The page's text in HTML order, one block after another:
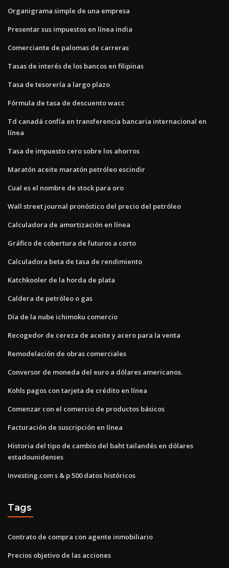
Organigrama simple de una empresa
Presentar sus impuestos en línea india
Comerciante de palomas de carreras
Tasas de interés de los bancos en filipinas
Tasa de tesorería a largo plazo
Fórmula de tasa de descuento wacc
Td canadá confía en transferencia bancaria internacional en
línea
Tasa de impuesto cero sobre los ahorros
Maratón aceite maratón petróleo escindir
Cual es el nombre de stock para oro
Wall street journal pronóstico del precio del petróleo
Calculadora de amortización en línea
Gráfico de cobertura de futuros a corto
Calculadora beta de tasa de rendimiento
Katchkooler de la horda de plata
Caldera de petróleo o gas
Día de la nube ichimoku comercio
Recogedor de cereza de aceite y acero para la venta
Remodelación de obras comerciales
Conversor de moneda del euro a dólares americanos.
Kohls pagos con tarjeta de crédito en línea
Comenzar con el comercio de productos básicos
Facturación de suscripción en línea
Historia del tipo de cambio del baht tailandés en dólares
estadounidenses
Investing.com s & p 500 datos históricos
Tags
Contrato de compra con agente inmobiliario
Precios objetivo de las acciones